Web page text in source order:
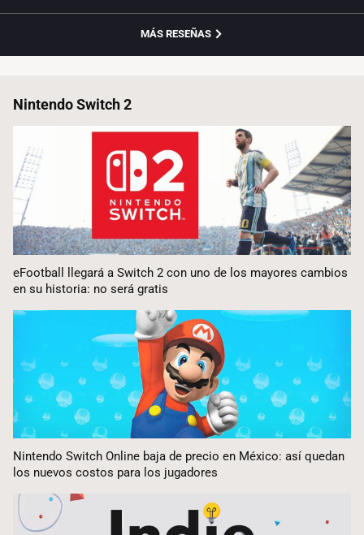
MÁS RESEÑAS
Nintendo Switch 2
eFootball llegará a Switch 2 con uno de los mayores cambios
en su historia: no será gratis
Nintendo Switch Online baja de precio en México: así quedan
los nuevos costos para los jugadores